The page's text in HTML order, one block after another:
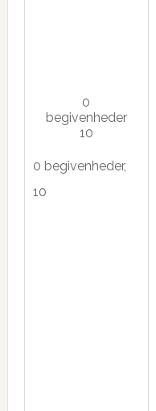
0
begivenheder
10
0 begivenheder,
10